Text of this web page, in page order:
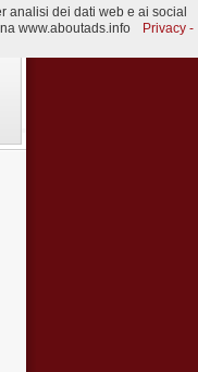
analisi dei dati web e ai social
www.aboutads.info
Privacy -